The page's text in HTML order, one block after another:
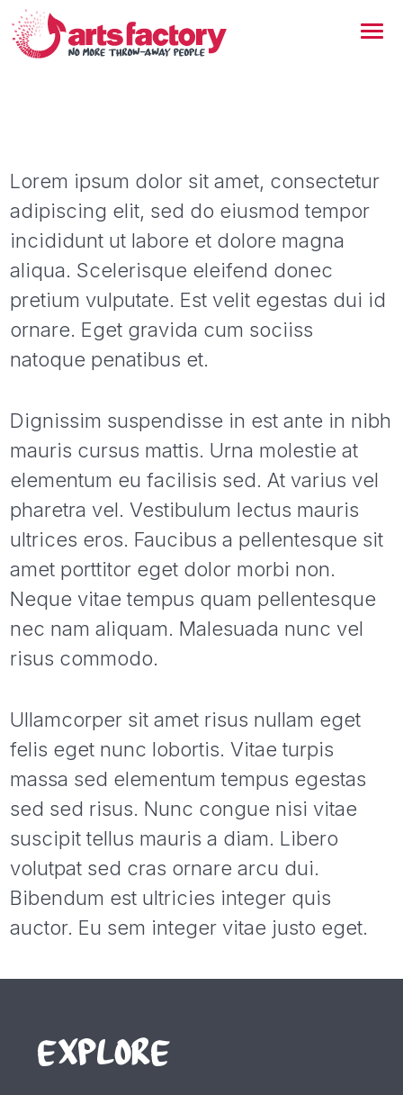
Lorem ipsum dolor sit amet, consectetur
adipiscing elit, sed do eiusmod tempor
incididunt ut labore et dolore magna
aliqua. Scelerisque eleifend donec
pretium vulputate. Est velit egestas dui id
ornare. Eget gravida cum sociiss
natoque penatibus et.
Dignissim suspendisse in est ante in nibh
mauris cursus mattis. Urna molestie at
elementum eu facilisis sed. At varius vel
pharetra vel. Vestibulum lectus mauris
ultrices eros. Faucibus a pellentesque sit
amet porttitor eget dolor morbi non.
Neque vitae tempus quam pellentesque
nec nam aliquam. Malesuada nunc vel
risus commodo.
Ullamcorper sit amet risus nullam eget
felis eget nunc lobortis. Vitae turpis
massa sed elementum tempus egestas
sed sed risus. Nunc congue nisi vitae
suscipit tellus mauris a diam. Libero
volutpat sed cras ornare arcu dui.
Bibendum est ultricies integer quis
auctor. Eu sem integer vitae justo eget.
EXPLORE